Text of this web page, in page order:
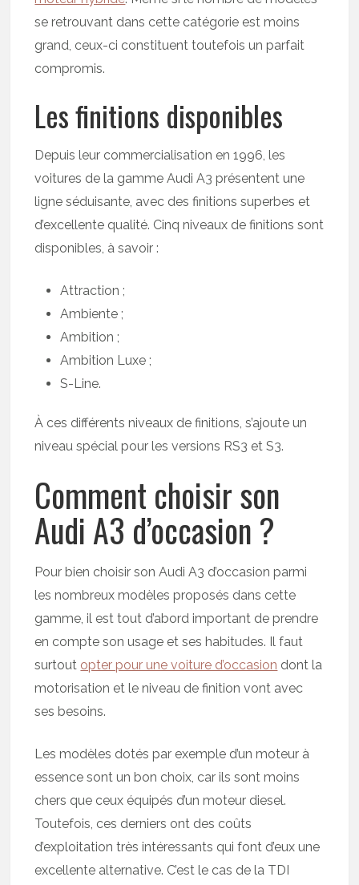
se retrouvant dans cette catégorie est moins
grand, ceux-ci constituent toutefois un parfait
compromis.
Les finitions disponibles
Depuis leur commercialisation en 1996, les
voitures de la gamme Audi A3 présentent une
ligne séduisante, avec des finitions superbes et
d’excellente qualité. Cinq niveaux de finitions sont
disponibles, à savoir :
Attraction ;
Ambiente ;
Ambition ;
Ambition Luxe ;
S-Line.
À ces différents niveaux de finitions, s’ajoute un
niveau spécial pour les versions RS3 et S3.
Comment choisir son
Audi A3 d’occasion ?
Pour bien choisir son Audi A3 d’occasion parmi
les nombreux modèles proposés dans cette
gamme, il est tout d’abord important de prendre
en compte son usage et ses habitudes. Il faut
surtout opter pour une voiture d’occasion dont la
motorisation et le niveau de finition vont avec
ses besoins.
Les modèles dotés par exemple d’un moteur à
essence sont un bon choix, car ils sont moins
chers que ceux équipés d’un moteur diesel.
Toutefois, ces derniers ont des coûts
d’exploitation très intéressants qui font d’eux une
excellente alternative. C’est le cas de la TDI